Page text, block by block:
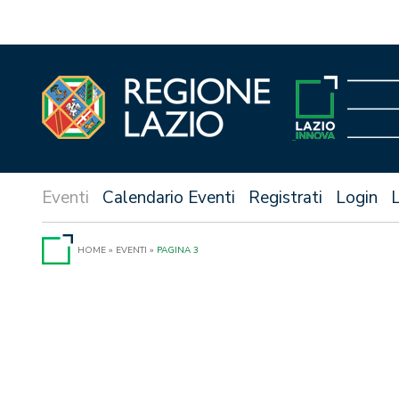
Calendario Eventi Registrati Login
HOME » EVENTI » PAGINA 3